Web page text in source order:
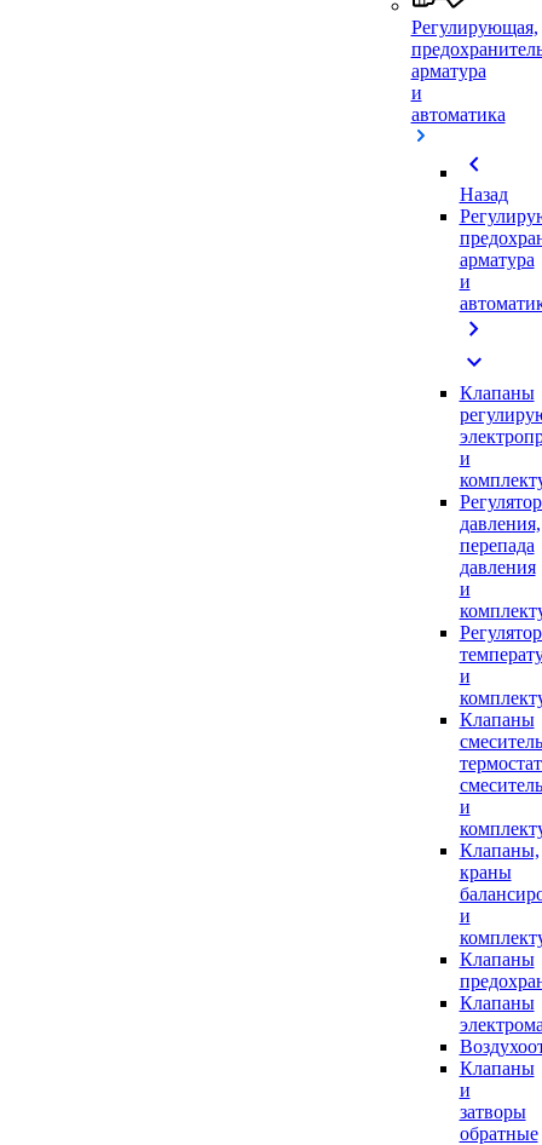
Регулирующая,
арматура
и
автоматика
chevron_left
Назад
арматура
и
chevron_right
expand_more
Клапаны
и
давления,
перепада
давления
и
и
Клапаны
и
Клапаны,
краны
и
Клапаны
Клапаны
Клапаны
и
затворы
обратные